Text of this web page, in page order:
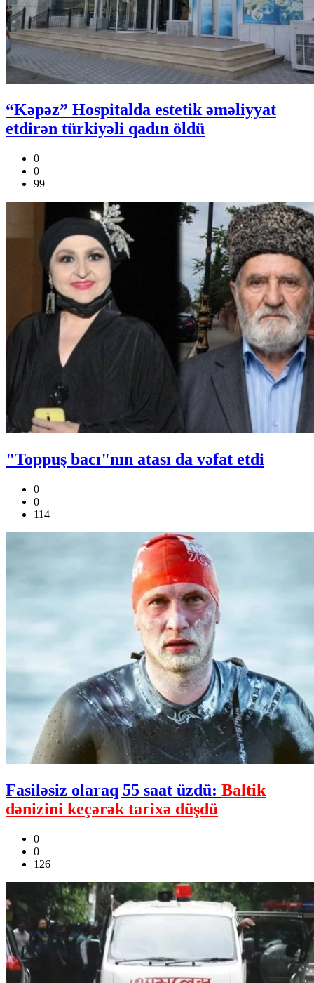
“Kəpəz” Hospitalda estetik əməliyyat
etdirən türkiyəli qadın öldü
0
0
99
"Toppuş bacı"nın atası da vəfat etdi
0
0
114
Fasiləsiz olaraq 55 saat üzdü: Baltik
dənizini keçərək tarixə düşdü
0
0
126